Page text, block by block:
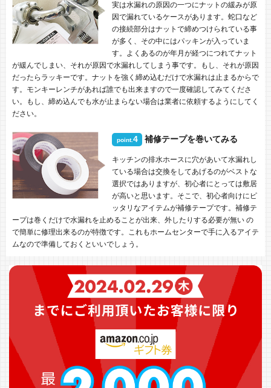
実は水漏れの原因の一つにナットの緩みが原
因で漏れているケースがあります。蛇口など
の接続部分はナットで締めつけられている事
が多く、その中にはパッキンが入っていま
す。よくあるのが年月が経つにつれてナット
が緩んでしまい、それが原因で水漏れしてしまう事です。もし、それが原因
だったらラッキーです。ナットを強く締め込むだけで水漏れは止まるからで
す。モンキーレンチがあれば誰でも出来ますので一度確認してみてくださ
い。もし、締め込んでも水が止まらない場合は業者に依頼するようにしてく
ださい。
point.4 補修テープを巻いてみる
キッチンの排水ホースに穴があいて水漏れし
ている場合は交換をしてあげるのがベストな
選択ではありますが、初心者にとっては敷居
が高いと思います。そこで、初心者向けにピ
ッタリなアイテムが補修テープです。補修テ
ープは巻くだけで水漏れを止めることが出来、外したりする必要が無い の
で簡単に修理出来るのが特徴です。これもホームセンターで手に入るアイテ
ムなので準備しておくといいでしょう。